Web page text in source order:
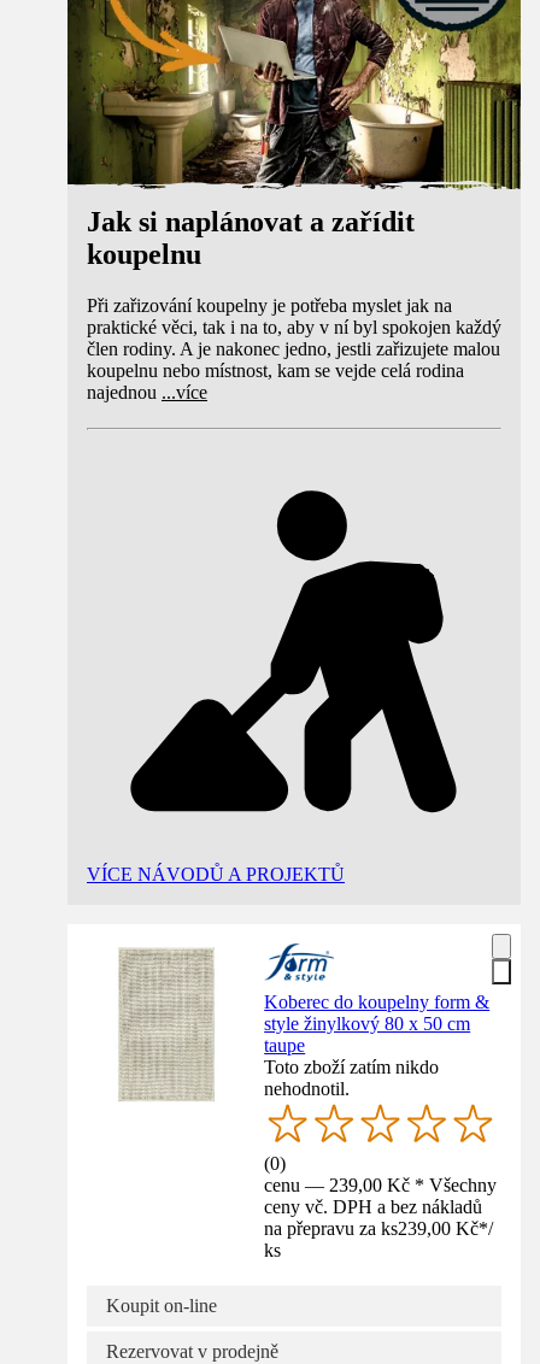
Jak si naplánovat a zařídit
koupelnu
Při zařizování koupelny je potřeba myslet jak na
praktické věci, tak i na to, aby v ní byl spokojen každý
člen rodiny. A je nakonec jedno, jestli zařizujete malou
koupelnu nebo místnost, kam se vejde celá rodina
najednou ...více
VÍCE NÁVODŮ A PROJEKTŮ
Koberec do koupelny form &
style žinylkový 80 x 50 cm
taupe
Toto zboží zatím nikdo
nehodnotil.
(0)
cenu — 239,00 Kč * Všechny
ceny vč. DPH a bez nákladů
na přepravu za ks239,00 Kč*/
ks
Koupit on-line
Rezervovat v prodejně